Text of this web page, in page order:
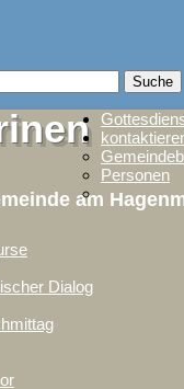
am
Personen
Dialog